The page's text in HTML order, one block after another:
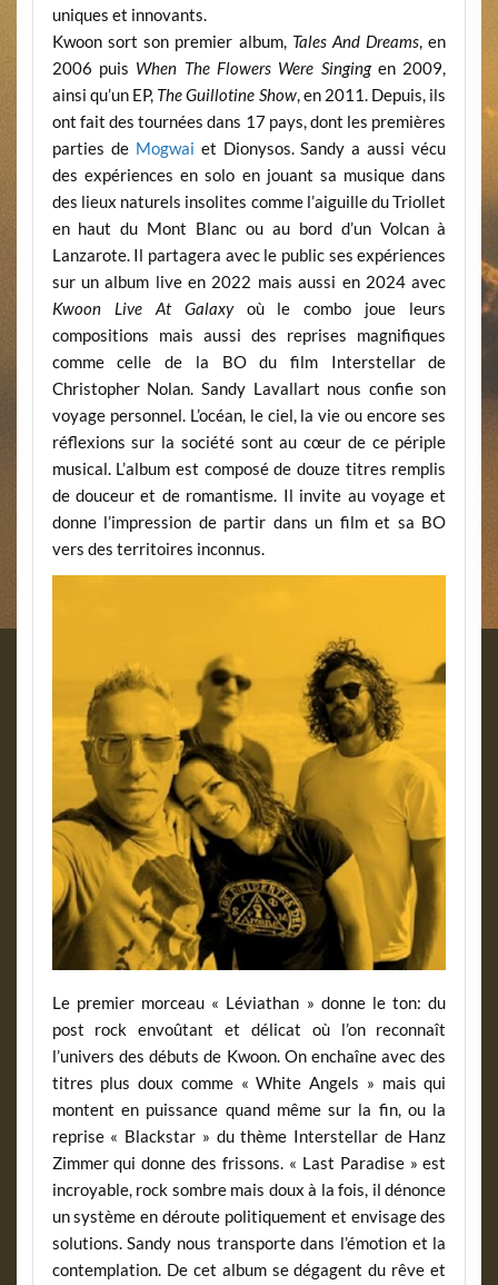
uniques et innovants.
Kwoon sort son premier album, Tales And Dreams, en
2006 puis When The Flowers Were Singingen 2009,
ainsi qu’un EP, The Guillotine Show, en 2011. Depuis, ils
ont fait des tournées dans 17 pays, dont les premières
parties de Mogwai et Dionysos. Sandy a aussi vécu
des expériences en solo en jouant sa musique dans
des lieux naturels insolites comme l’aiguille du Triollet
en haut du Mont Blanc ou au bord d’un Volcan à
Lanzarote. Il partagera avec le public ses expériences
sur un album live en 2022 mais aussi en 2024 avec
Kwoon Live At Galaxyoù le combo joue leurs
compositions mais aussi des reprises magnifiques
comme celle de la BO du film Interstellar de
Christopher Nolan. Sandy Lavallart nous confie son
voyage personnel. L’océan, le ciel, la vie ou encore ses
réflexions sur la société sont au cœur de ce périple
musical. L’album est composé de douze titres remplis
de douceur et de romantisme. Il invite au voyage et
donne l’impression de partir dans un film et sa BO
vers des territoires inconnus.
Le premier morceau « Léviathan » donne le ton: du
post rock envoûtant et délicat où l’on reconnaît
l’univers des débuts de Kwoon. On enchaîne avec des
titres plus doux comme « White Angels » mais qui
montent en puissance quand même sur la fin, ou la
reprise « Blackstar » du thème Interstellar de Hanz
Zimmer qui donne des frissons. « Last Paradise » est
incroyable, rock sombre mais doux à la fois, il dénonce
un système en déroute politiquement et envisage des
solutions. Sandy nous transporte dans l’émotion et la
contemplation. De cet album se dégagent du rêve et